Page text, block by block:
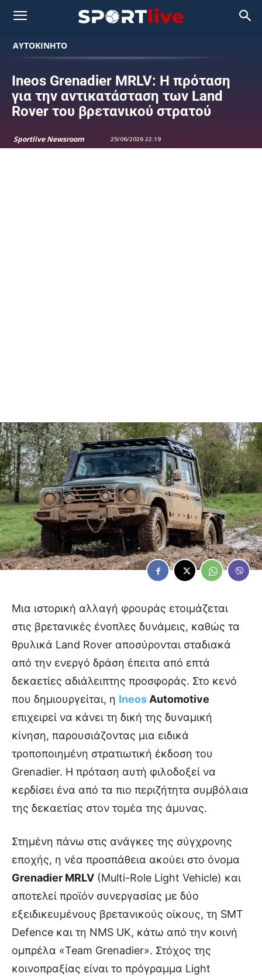
ΑΥΤΟΚΙΝΗΤΟ
Ineos Grenadier MRLV: Η πρόταση
για την αντικατάσταση των Land
Rover του βρετανικού στρατού
Sportlive Newsroom 25/06/2026 22:19
Μια ιστορική αλλαγή φρουράς ετοιμάζεται
στις βρετανικές ένοπλες δυνάμεις, καθώς τα
θρυλικά Land Rover αποσύρονται σταδιακά
από την ενεργό δράση έπειτα από επτά
δεκαετίες αδιάλειπτης προσφοράς. Στο κενό
που δημιουργείται, η Ineos Automotive
επιχειρεί να κάνει τη δική της δυναμική
κίνηση, παρουσιάζοντας μια ειδικά
τροποποιημένη στρατιωτική έκδοση του
Grenadier. Η πρόταση αυτή φιλοδοξεί να
κερδίσει ένα από τα πιο περιζήτητα συμβόλαια
της δεκαετίας στον τομέα της άμυνας.
Στημένη πάνω στις ανάγκες της σύγχρονης
εποχής, η νέα προσπάθεια ακούει στο όνομα
Grenadier MRLV (Multi-Role Light Vehicle) και
αποτελεί προϊόν συνεργασίας με δύο
εξειδικευμένους βρετανικούς οίκους, τη SMT
Defence και τη NMS UK, κάτω από την κοινή
ομπρέλα «Team Grenadier». Στόχος της
κοινοπραξίας είναι το πρόγραμμα Light